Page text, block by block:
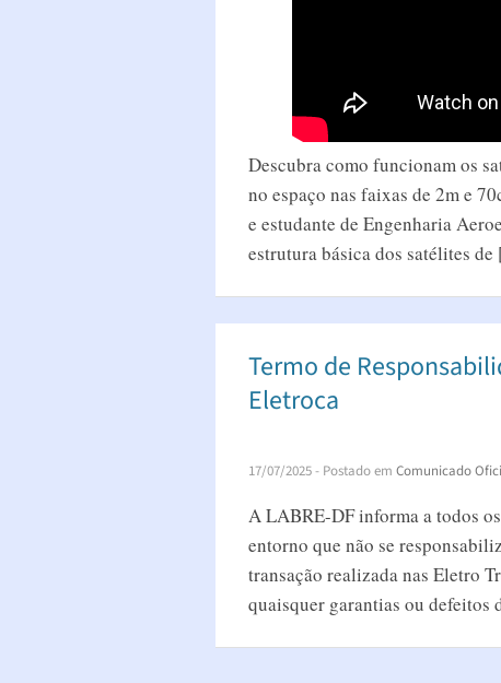
Descubra como funcionam os
no espaço nas faixas de 2m e
e estudante de Engenharia
estrutura básica dos satélites de
Termo de
Eletroca
17/07/2025- Postado em Comunicado
A LABRE-DF informa a todos
entorno que não se
transação realizada nas Eletro
quaisquer garantias ou defeitos